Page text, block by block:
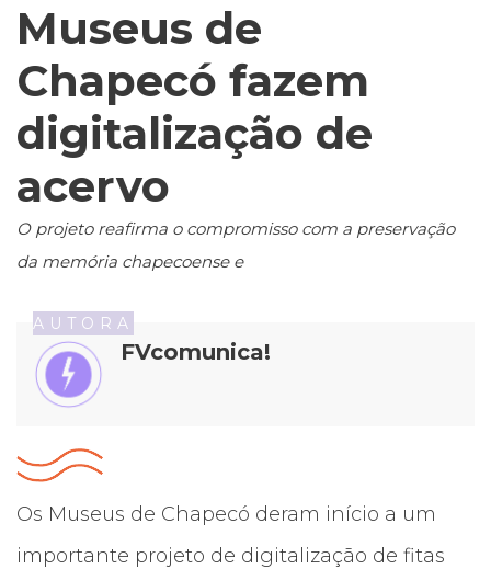
Museus de
Chapecó fazem
digitalização de
acervo
O projeto reafirma o compromisso com a preservação
da memória chapecoense e
AUTORA
FVcomunica!
Os Museus de Chapecó deram início a um
importante projeto de digitalização de fitas